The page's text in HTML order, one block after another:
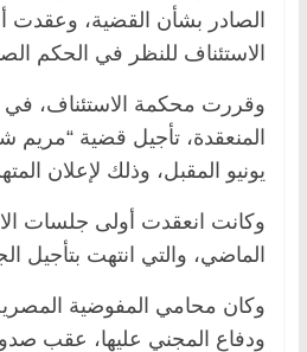
الصادر بشأن القضية،
الاستئناف للنظر في الحكم
وقررت محكمة الاستئناف، في
يونيو المقبل، وذلك لإعلان
وكانت انعقدت أولى جلسات
الماضي، والتي انتهت بتأجيل
وكان محامي المفوضية
ودفاع المجني عليها، عقب